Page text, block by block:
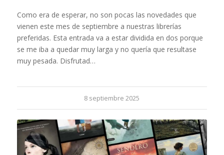
Como era de esperar, no son pocas las novedades que
vienen este mes de septiembre a nuestras librerías
preferidas. Esta entrada va a estar dividida en dos porque
se me iba a quedar muy larga y no quería que resultase
muy pesada. Disfrutad…
8 septiembre 2025